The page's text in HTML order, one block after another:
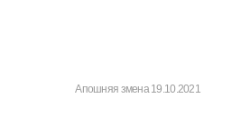
Апошняя змена 19.10.2021